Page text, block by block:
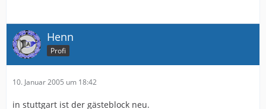
Henn
Profi
10. Januar 2005 um 18:42
in stuttgart ist der gästeblock neu.